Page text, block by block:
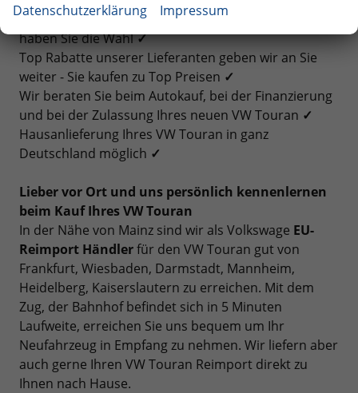
VW Touran kaufen, finanzieren oder leasen - bei uns
haben Sie die Wahl✓
Top Rabatte unserer Lieferanten geben wir an Sie
weiter - Sie kaufen zu Top Preisen ✓
Wir beraten Sie beim Autokauf, bei der Finanzierung
und bei der Zulassung Ihres neuen VW Touran ✓
Hausanlieferung Ihres VW Touran in ganz
Deutschland möglich ✓
Lieber vor Ort und uns persönlich kennenlernen
beim Kauf Ihres VW Touran
In der Nähe von Mainz sind wir als Volkswage EU-
Reimport Händlerfür den VW Touran gut von
Frankfurt, Wiesbaden, Darmstadt, Mannheim,
Heidelberg, Kaiserslautern zu erreichen. Mit dem
Zug, der Bahnhof befindet sich in 5 Minuten
Laufweite, erreichen Sie uns bequem um Ihr
Neufahrzeug in Empfang zu nehmen. Wir liefern aber
auch gerne Ihren VW Touran Reimport direkt zu
Ihnen nach Hause.
Datenschutzerklärung Impressum